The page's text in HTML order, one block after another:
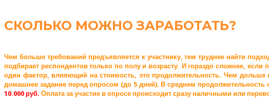
СКОЛЬКО МОЖНО ЗАРАБОТАТЬ?
Чем больше требований предъявляется к участнику, тем труднее найти
подбирает респондентов только по полу и возрасту. И гораздо сложнее,
один фактор, влияющий на стоимость, это продолжительность. Чем
домашнее задание перед опросом (до 5 дней). В среднем продолжительность
10.000 руб. Оплата за участие в опросе происходит сразу наличными или